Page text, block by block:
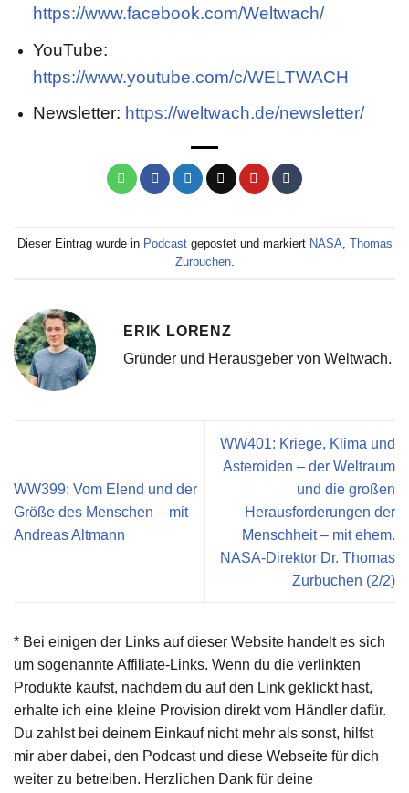
https://www.facebook.com/Weltwach/
YouTube:
https://www.youtube.com/c/WELTWACH
Newsletter: https://weltwach.de/newsletter/
Dieser Eintrag wurde in Podcastgepostet und markiert NASA Thomas
Zurbuchen.
ERIK LORENZ
Gründer und Herausgeber von Weltwach.
WW399: Vom Elend und der
Größe des Menschen – mit
Andreas Altmann
WW401: Kriege, Klima und
Asteroiden – der Weltraum
und die großen
Herausforderungen der
Menschheit – mit ehem.
NASA-Direktor Dr. Thomas
Zurbuchen (2/2)
* Bei einigen der Links auf dieser Website handelt es sich
um sogenannte Affiliate-Links. Wenn du die verlinkten
Produkte kaufst, nachdem du auf den Link geklickt hast,
erhalte ich eine kleine Provision direkt vom Händler dafür.
Du zahlst bei deinem Einkauf nicht mehr als sonst, hilfst
mir aber dabei, den Podcast und diese Webseite für dich
weiter zu betreiben. Herzlichen Dank für deine